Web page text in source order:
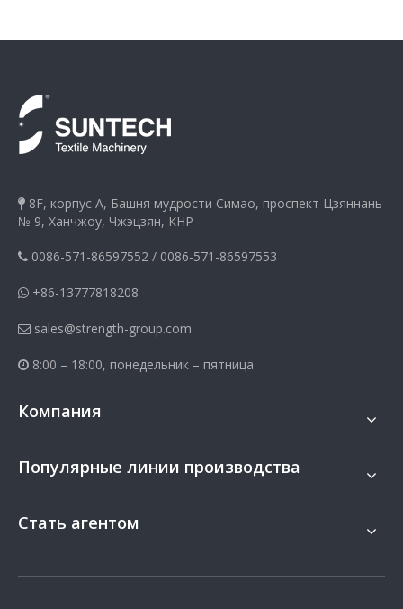
 8F, корпус A, Башня мудрости Симао, проспект Цзяннань
№ 9, Ханчжоу, Чжэцзян, КНР
 0086-571-86597552 / 0086-571-86597553
 +86-13777818208
 sales@strength-group.com
 8:00 – 18:00, понедельник – пятница
Компания
Популярные линии производства
Стать агентом